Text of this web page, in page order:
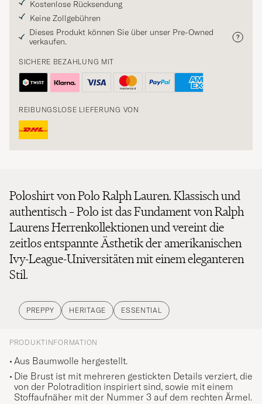
Kostenlose Rücksendung
Keine Zollgebühren
Dieses Produkt können Sie über unser Pre-Owned
verkaufen.
SICHERE BEZAHLUNG MIT
REIBUNGSLOSE LIEFERUNG VON
Poloshirt von Polo Ralph Lauren. Klassisch und
authentisch – Polo ist das Fundament von Ralph
Laurens Herrenkollektionen und vereint die
zeitlos entspannte Ästhetik der amerikanischen
Ivy-League-Universitäten mit einem eleganteren
Stil.
PREPPY HERITAGE ESSENTIAL
PRODUKTINFORMATION
Aus Baumwolle hergestellt.
Die Brust ist mit mehreren gestickten Details verziert, die
von der Polotradition inspiriert sind, sowie mit einem
Stoffaufnäher mit der Nummer 3 auf dem rechten Ärmel.